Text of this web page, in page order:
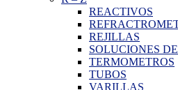
REACTIVOS
REJILLAS
SOLUCIONES
TERMOMETROS
TUBOS
VARILLAS